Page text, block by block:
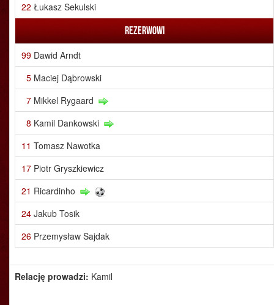
22 Łukasz Sekulski
Rezerwowi
99 Dawid Arndt
5 Maciej Dąbrowski
7 Mikkel Rygaard
8 Kamil Dankowski
11 Tomasz Nawotka
17 Piotr Gryszkiewicz
21 Ricardinho
24 Jakub Tosik
26 Przemysław Sajdak
Relację prowadzi: Kamil